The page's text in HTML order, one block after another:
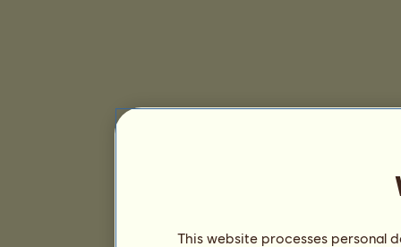
This website processes personal